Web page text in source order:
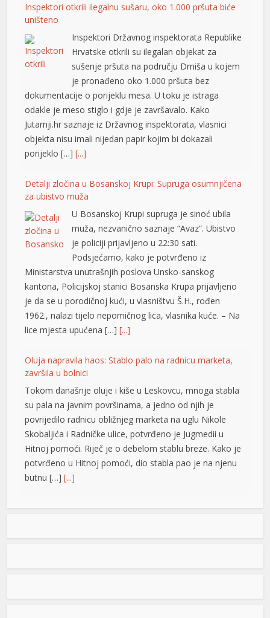
Inspektori otkrili ilegalnu sušaru, oko 1.000 pršuta biće
uništeno
Inspektori Državnog inspektorata Republike
Hrvatske otkrili su ilegalan objekat za
sušenje pršuta na području Drniša u kojem
je pronađeno oko 1.000 pršuta bez
dokumentacije o porijeklu mesa. U toku je istraga
odakle je meso stiglo i gdje je završavalo. Kako
Jutarnji.hr saznaje iz Državnog inspektorata, vlasnici
objekta nisu imali nijedan papir kojim bi dokazali
porijeklo […][...]
Detalji zločina u Bosanskoj Krupi: Supruga osumnjičena
za ubistvo muža
U Bosanskoj Krupi supruga je sinoć ubila
muža, nezvanično saznaje “Avaz“. Ubistvo
je policiji prijavljeno u 22:30 sati.
Podsjećamo, kako je potvrđeno iz
Ministarstva unutrašnjih poslova Unsko-sanskog
kantona, Policijskoj stanici Bosanska Krupa prijavljeno
je da se u porodičnoj kući, u vlasništvu Š.H., rođen
1962., nalazi tijelo nepomičnog lica, vlasnika kuće. – Na
lice mjesta upućena […][...]
Oluja napravila haos: Stablo palo na radnicu marketa,
završila u bolnici
Tokom današnje oluje i kiše u Leskovcu, mnoga stabla
su pala na javnim površinama, a jedno od njih je
povrijedilo radnicu obližnjeg marketa na uglu Nikole
Skobaljića i Radničke ulice, potvrđeno je Jugmedii u
Hitnoj pomoći. Riječ je o debelom stablu breze. Kako je
potvrđeno u Hitnoj pomoći, dio stabla pao je na njenu
butnu […][...]
Snimak s Jadrana izazvao bijes javnosti: Muškarac džet
Snimak s Kraljičine plaže u Ninu izazvao je
kako osoba na džet skiju prilazi